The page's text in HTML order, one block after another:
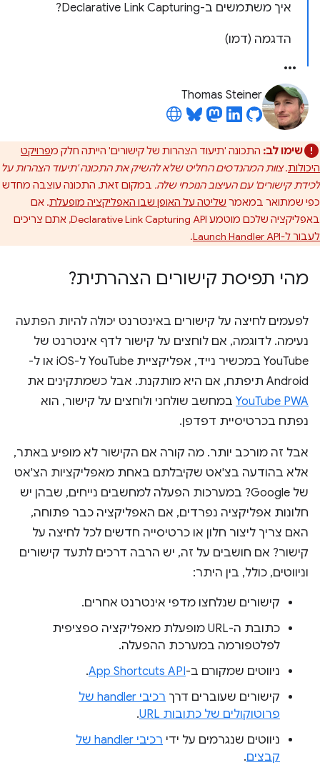
איך משתמשים ב-Declarative Link Capturing?
הדגמה (דמו)
Thomas Steiner
שימו לב: התכונה 'תיעוד הצהרות של קישורים' הייתה חלק מפרויקט
היכולות.צוות המהנדסים החליט שלא להשיק את התכונה 'תיעוד הצהרות על
לכידת קישורים' עם העיצוב הנוכחי שלה. במקום זאת, התכונה עוצבה מחדש
כפי שמתואר במאמר שליטה על האופן שבו האפליקציה מופעלת. אם
באפליקציה שלכם מוטמע Declarative Link Capturing API, אתם צריכים
לעבור ל-Launch Handler API
.
מהי תפיסת קישורים הצהרתית?
לפעמים לחיצה על קישורים באינטרנט יכולה להיות הפתעה
נעימה. לדוגמה, אם לוחצים על קישור לדף אינטרנט של
YouTube במכשיר נייד, אפליקציית YouTube ל-iOS או ל-
Android תיפתח, אם היא מותקנת. אבל כשמתקינים את
YouTube PWA במחשב שולחני ולוחצים על קישור, הוא
נפתח בכרטיסיית דפדפן.
אבל זה מורכב יותר. מה קורה אם הקישור לא מופיע באתר,
אלא בהודעה בצ'אט שקיבלתם באחת מאפליקציות הצ'אט
של Google? במערכות הפעלה למחשבים נייחים, שבהן יש
חלונות אפליקציה נפרדים, אם האפליקציה כבר פתוחה,
האם צריך ליצור חלון או כרטיסייה חדשים לכל לחיצה על
קישור? אם חושבים על זה, יש הרבה דרכים לתעד קישורים
וניווטים, כולל, בין היתר:
קישורים שנלחצו מדפי אינטרנט אחרים.
כתובת ה-URL מופעלת מאפליקציה ספציפית
לפלטפורמה במערכת ההפעלה.
ניווטים שמקורם ב-App Shortcuts API
.
קישורים שעוברים דרך
רכיבי handler של
פרוטוקולים של כתובות URL
.
ניווטים שנגרמים על ידי
רכיבי handler של
קבצים.